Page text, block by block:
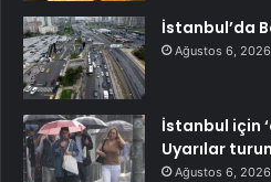
İstanbul’da
Ağustos 6, 2026
İstanbul için
Uyarılar
Ağustos 6, 2026